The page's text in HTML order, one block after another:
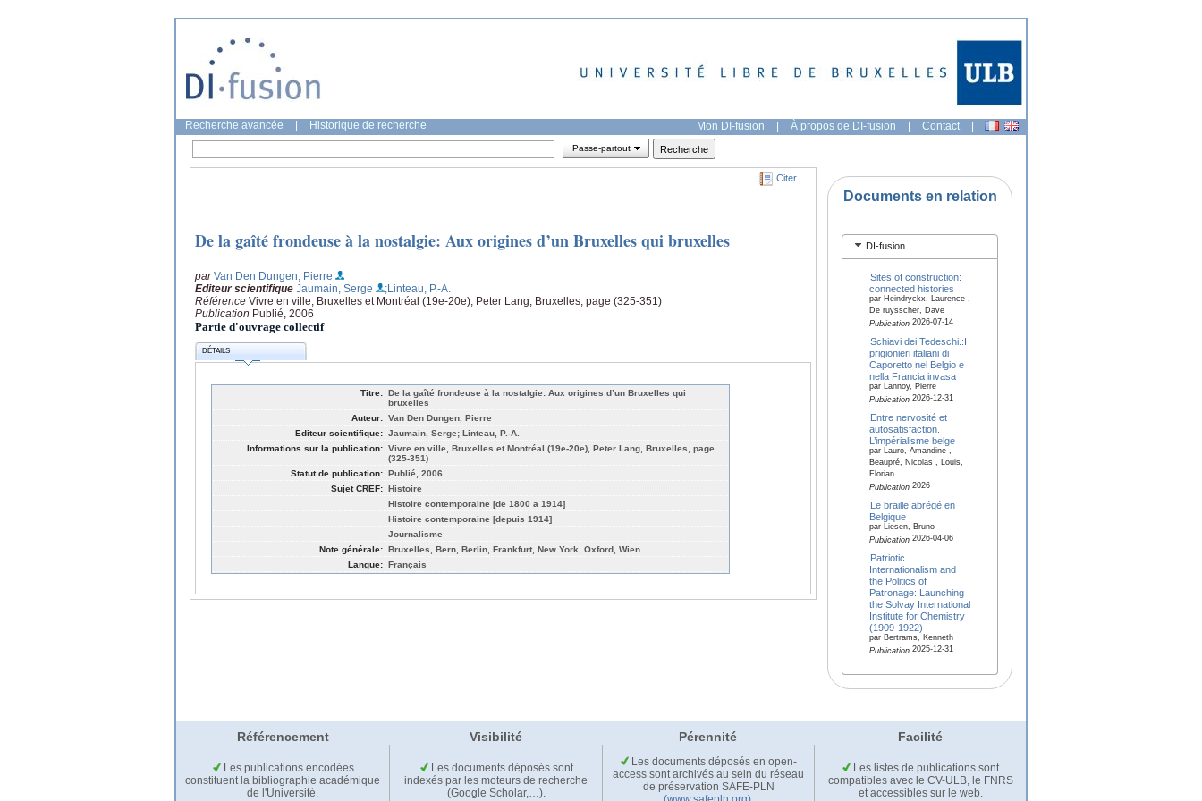
Recherche avancée Historique de recherche Mon DI-fusion | À propos de DI-fusion | Contact |
Passe-partout
Citer
De la gaîté frondeuse à la nostalgie: Aux origines d’un Bruxelles qui bruxelles
parVan Den Dungen, Pierre
Editeur scientifique Jaumain, Serge
;Linteau, P.-A.
Référence Vivre en ville, Bruxelles et Montréal (19e-20e), Peter Lang, Bruxelles, page (325-351)
Publication Publié, 2006
Partie d'ouvrage collectif
DÉTAILS
Titre: De la gaîté frondeuse à la nostalgie: Aux origines d’un Bruxelles qui
bruxelles
Auteur: Van Den Dungen, Pierre
Editeur scientifique: Jaumain, Serge; Linteau, P.-A.
Informations sur la publication: Vivre en ville, Bruxelles et Montréal (19e-20e), Peter Lang, Bruxelles, page
(325-351)
Statut de publication: Publié, 2006
Sujet CREF: Histoire
Histoire contemporaine [de 1800 a 1914]
Histoire contemporaine [depuis 1914]
Journalisme
Note générale: Bruxelles, Bern, Berlin, Frankfurt, New York, Oxford, Wien
Langue: Français
Documents en relation
DI-fusion
Sites of construction:
connected histories
par Heindryckx, Laurence ,
De ruysscher, Dave
Publication2026-07-14
Schiavi dei Tedeschi.:I
prigionieri italiani di
Caporetto nel Belgio e
nella Francia invasa
par Lannoy, Pierre
Publication2026-12-31
Entre nervosité et
autosatisfaction.
L’impérialisme belge
par Lauro, Amandine ,
Beaupré, Nicolas , Louis,
Florian
Publication2026
Le braille abrégé en
Belgique
par Liesen, Bruno
Publication2026-04-06
Patriotic
Internationalism and
the Politics of
Patronage: Launching
the Solvay International
Institute for Chemistry
(1909-1922)
par Bertrams, Kenneth
Publication2025-12-31
Référencement Visibilité Pérennité Facilité
Les publications encodées
constituent la bibliographie académique
de l'Université.
Les documents déposés sont
indexés par les moteurs de recherche
(Google Scholar,…).
Les documents déposés en open-
access sont archivés au sein du réseau
de préservation SAFE-PLN
Les listes de publications sont
compatibles avec le CV-ULB, le FNRS
et accessibles sur le web.